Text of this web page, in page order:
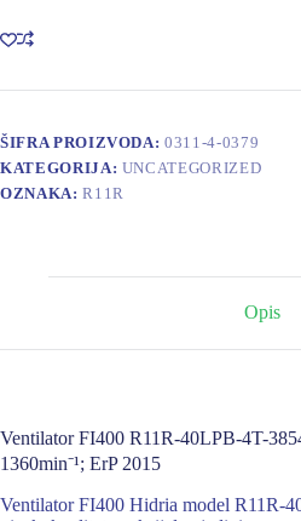
4T-
3854
3*400V;
1360min-
1;
ErP
2015
ŠIFRA PROIZVODA:0311-4-0379
KATEGORIJA: UNCATEGORIZED
OZNAKA:R11R
Opis
Ventilator FI400 R11R-40LPB-4T-
1360min⁻¹; ErP 2015
Ventilator FI400 Hidria model R11R-